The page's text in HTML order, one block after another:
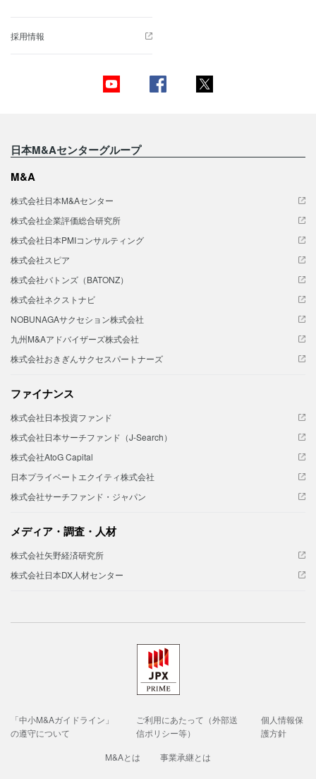
採用情報
日本M&Aセンターグループ
M&A
株式会社日本M&Aセンター
株式会社企業評価総合研究所
株式会社日本PMIコンサルティング
株式会社スピア
株式会社バトンズ（BATONZ）
株式会社ネクストナビ
NOBUNAGAサクセション株式会社
九州M&Aアドバイザーズ株式会社
株式会社おきぎんサクセスパートナーズ
ファイナンス
株式会社日本投資ファンド
株式会社日本サーチファンド（J-Search）
株式会社AtoG Capital
日本プライベートエクイティ株式会社
株式会社サーチファンド・ジャパン
メディア・調査・人材
株式会社矢野経済研究所
株式会社日本DX人材センター
「中小M&Aガイドライン」
の遵守について
ご利用にあたって（外部送
信ポリシー等）
個人情報保
護方針
M&Aとは
事業承継とは